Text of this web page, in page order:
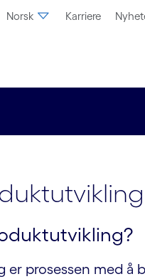
Norsk Karriere
er prosessen med å